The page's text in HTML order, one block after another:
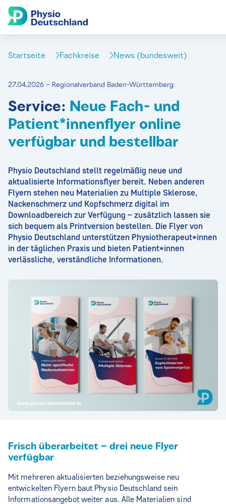
Startseite Fachkreise News (bundesweit)
27.04.2026 – Regionalverband Baden-Württemberg
Service: Neue Fach- und
Patient*innenflyer online
verfügbar und bestellbar
Physio Deutschland stellt regelmäßig neue und
aktualisierte Informationsflyer bereit. Neben anderen
Flyern stehen neu Materialien zu Multiple Sklerose,
Nackenschmerz und Kopfschmerz digital im
Downloadbereich zur Verfügung – zusätzlich lassen sie
sich bequem als Printversion bestellen. Die Flyer von
Physio Deutschland unterstützen Physiotherapeut*innen
in der täglichen Praxis und bieten Patient*innen
verlässliche, verständliche Informationen.
Frisch überarbeitet – drei neue Flyer
verfügbar
Mit mehreren aktualisierten beziehungsweise neu
entwickelten Flyern baut Physio Deutschland sein
Informationsangebot weiter aus. Alle Materialien sind